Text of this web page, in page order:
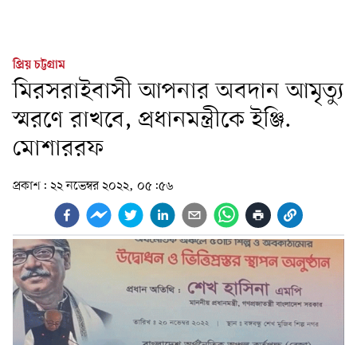
প্রিয় চট্টগ্রাম
মিরসরাইবাসী আপনার অবদান আমৃত্যু
স্মরণে রাখবে, প্রধানমন্ত্রীকে ইঞ্জি.
মোশাররফ
প্রকাশ: ২২ নভেম্বর ২০২২, ০৫:৫৬